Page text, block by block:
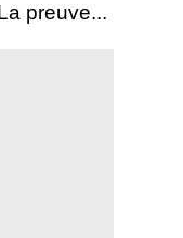
preuve...